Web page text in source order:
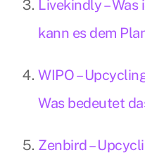
Livekindly –
kann es dem
WIPO –
Was bedeutet
Zenbird –